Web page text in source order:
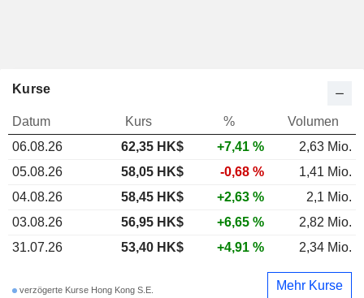
Kurse
Datum Kurs %
Volumen
06.08.26
62,35 HK$ +7,41 %
2,63 Mio.
05.08.26
58,05 HK$ -0,68 %
1,41 Mio.
04.08.26
58,45 HK$ +2,63 %
2,1 Mio.
03.08.26
56,95 HK$ +6,65 %
2,82 Mio.
31.07.26
53,40 HK$ +4,91 % 2,34 Mio.
verzögerte Kurse Hong Kong S.E. Mehr Kurse